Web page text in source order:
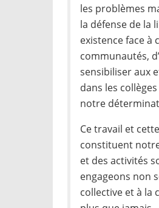
les problèmes
la défense de la
existence face
communautés,
sensibiliser aux
dans les
notre
Ce travail et
constituent
et des activités
engageons non
collective et à la